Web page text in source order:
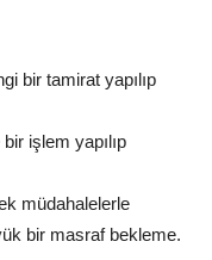
bir tamirat yapılıp
işlem yapılıp
müdahalelerle
bir masraf bekleme.